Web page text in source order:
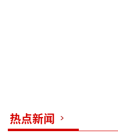
热点新闻